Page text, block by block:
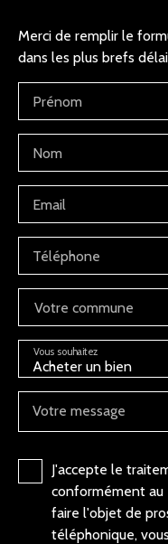
Merci de remplir le
dans les plus brefs
Prénom
Nom
Email
Téléphone
Votre commune
Acheter un bien
Vous souhaitez
Votre message
J'accepte le
conformément au
faire l'objet de
téléphonique,